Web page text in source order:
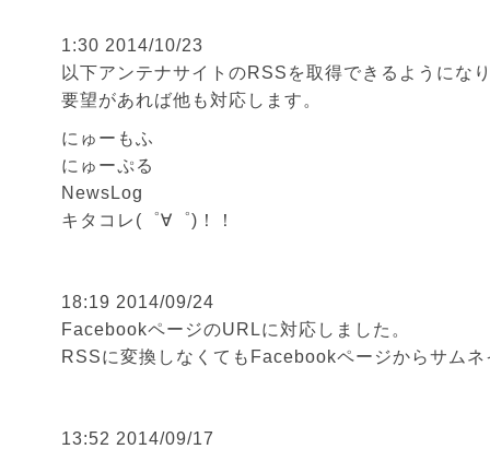
1:30 2014/10/23
以下アンテナサイトのRSSを取得できるようにな
要望があれば他も対応します。
にゅーもふ
にゅーぷる
NewsLog
キタコレ(゜∀゜)！！
18:19 2014/09/24
FacebookページのURLに対応しました。
RSSに変換しなくてもFacebookページからサム
13:52 2014/09/17